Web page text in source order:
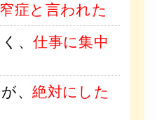
症と言われた
、仕事に集中
、絶対にした